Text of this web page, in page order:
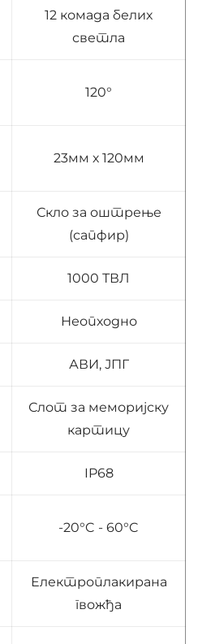
12 комада белих
светла
120°
23мм х 120мм
Скло за оштрење
(сапфир)
1000 ТВЛ
Неопходно
АВИ, ЈПГ
Слот за меморијску
картицу
IP68
-20°C - 60°C
Електроплакирана
гвожђа